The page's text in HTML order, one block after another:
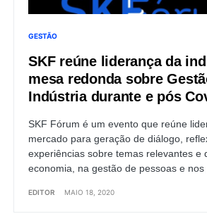
GESTÃO
SKF reúne liderança da
mesa redonda sobre
Indústria durante e pós
SKF Fórum é um evento que reúne
mercado para geração de diálogo,
experiências sobre temas relevantes e
economia, na gestão de pessoas e nos
EDITOR MAIO 18, 2020